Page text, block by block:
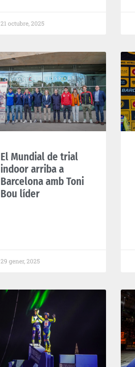
21 octubre, 2025
El Mundial de trial
indoor arriba a
Barcelona amb Toni
Bou líder
29 gener, 2025